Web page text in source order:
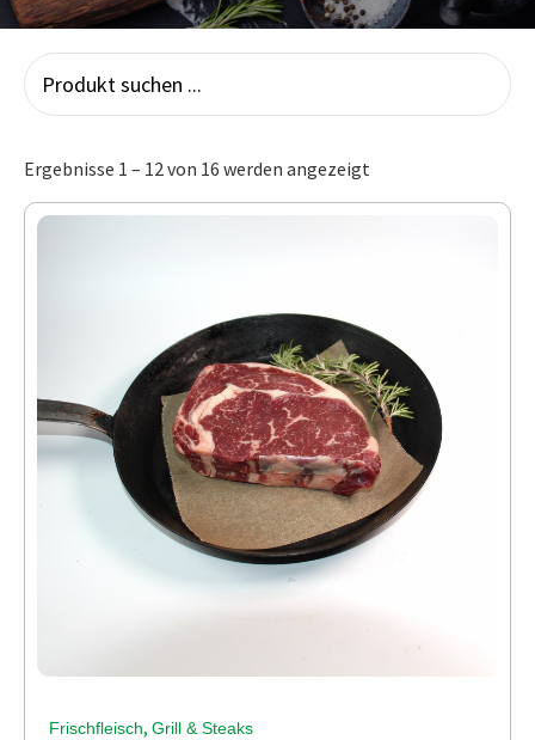
Ergebnisse 1 – 12 von 16 werden angezeigt
Frischfleisch, Grill & Steaks